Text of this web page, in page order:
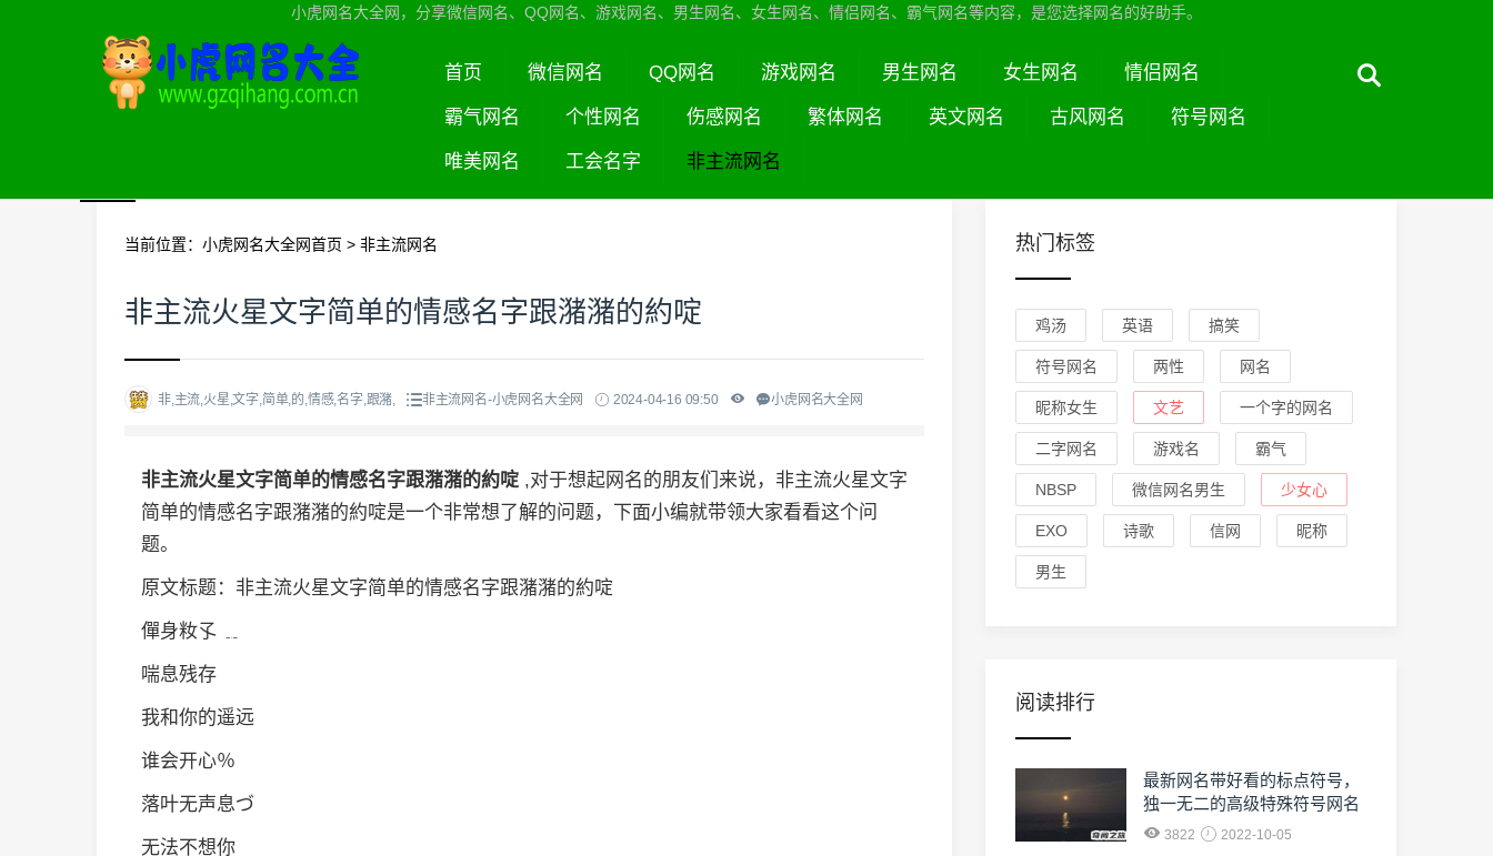
小虎网名大全网，分享微信网名、QQ网名、游戏网名、男生网名、女生网名、情侣网名、霸气网名等内容，是您选择网名的好助手。
首页 微信网名 QQ网名 游戏网名 男生网名 女生网名 情侣网名
霸气网名 个性网名 伤感网名 繁体网名 英文网名 古风网名 符号网名
唯美网名 工会名字 非主流网名
当前位置： 小虎网名大全网首页 > 非主流网名
非主流火星文字简单的情感名字跟潴潴的約啶
非,主流,火星,文字,简单,的,情感,名字,跟潴, 非主流网名-小虎网名大全网 2024-04-16 09:50 小虎网名大全网
非主流火星文字简单的情感名字跟潴潴的約啶 ,对于想起网名的朋友们来说，非主流火星文字
简单的情感名字跟潴潴的約啶是一个非常想了解的问题，下面小编就带领大家看看这个问
题。
原文标题：非主流火星文字简单的情感名字跟潴潴的約啶
僤身籹孓 ﹎
喘息残存
我和你的遥远
谁会开心％
落叶无声息づ
无法不想你
热门标签
鸡汤 英语 搞笑
符号网名 两性 网名
昵称女生 文艺 一个字的网名
二字网名 游戏名 霸气
NBSP 微信网名男生 少女心
EXO 诗歌 信网 昵称
男生
阅读排行
最新网名带好看的标点符号，
独一无二的高级特殊符号网名
3822 2022-10-05